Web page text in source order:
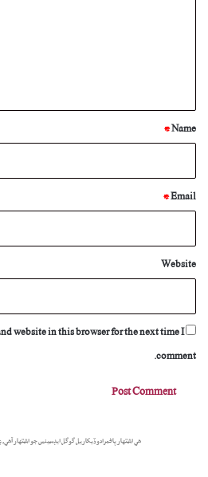
*
Name
*
Email
*
Website
website in this browser for the next time I
comment.
هي اشتهار پاڻمرادو ڏيکاريل گوگل ايڊسينس جو اشتهار آهي،